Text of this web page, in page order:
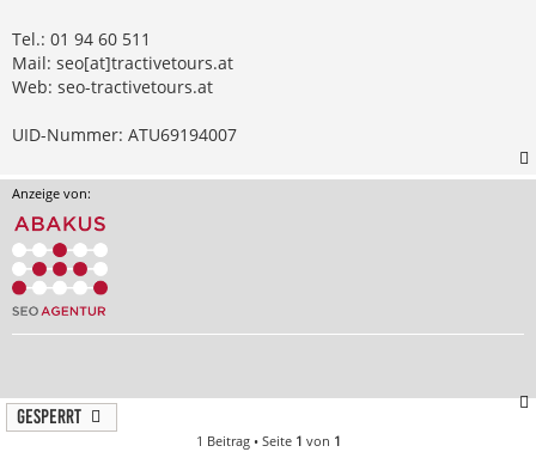
Tel.: 01 94 60 511
Mail: seo[at]tractivetours.at
Web: seo-tractivetours.at
UID-Nummer: ATU69194007
Anzeige von:
Gesperrt
1 Beitrag • Seite 1 von 1